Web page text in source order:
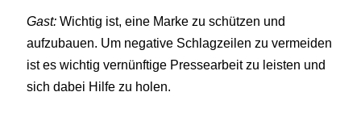
Gast: Wichtig ist, eine Marke zu schützen und
aufzubauen. Um negative Schlagzeilen zu vermeiden
ist es wichtig vernünftige Pressearbeit zu leisten und
sich dabei Hilfe zu holen.